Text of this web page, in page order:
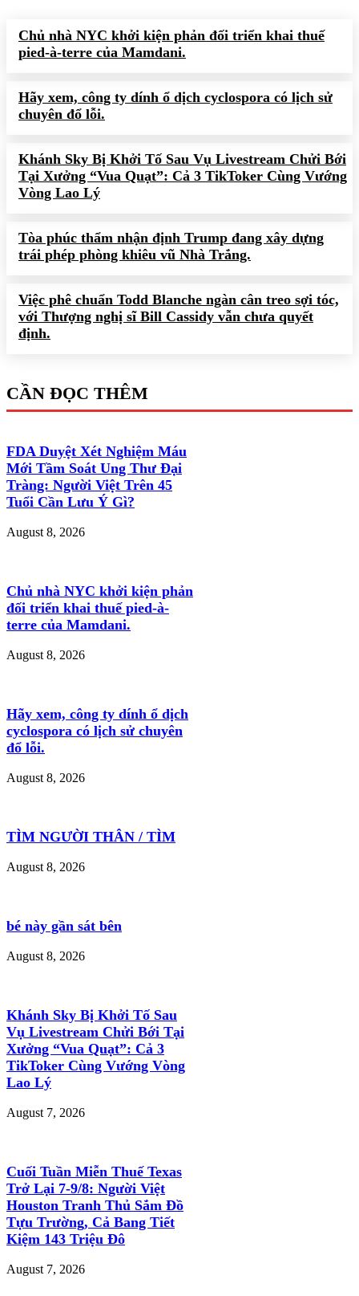
Chủ nhà NYC khởi kiện phản đối triển khai thuế
pied-à-terre của Mamdani.
Hãy xem, công ty dính ổ dịch cyclospora có lịch sử
chuyên đổ lỗi.
Khánh Sky Bị Khởi Tố Sau Vụ Livestream Chửi Bới
Tại Xưởng “Vua Quạt”: Cả 3 TikToker Cùng Vướng
Vòng Lao Lý
Tòa phúc thẩm nhận định Trump đang xây dựng
trái phép phòng khiêu vũ Nhà Trắng.
Việc phê chuẩn Todd Blanche ngàn cân treo sợi tóc,
với Thượng nghị sĩ Bill Cassidy vẫn chưa quyết
định.
CẦN ĐỌC THÊM
FDA Duyệt Xét Nghiệm Máu
Mới Tầm Soát Ung Thư Đại
Tràng: Người Việt Trên 45
Tuổi Cần Lưu Ý Gì?
August 8, 2026
Chủ nhà NYC khởi kiện phản
đối triển khai thuế pied-à-
terre của Mamdani.
August 8, 2026
Hãy xem, công ty dính ổ dịch
cyclospora có lịch sử chuyên
đổ lỗi.
August 8, 2026
TÌM NGƯỜI THÂN / TÌM
August 8, 2026
bé này gần sát bên
August 8, 2026
Khánh Sky Bị Khởi Tố Sau
Vụ Livestream Chửi Bới Tại
Xưởng “Vua Quạt”: Cả 3
TikToker Cùng Vướng Vòng
Lao Lý
August 7, 2026
Cuối Tuần Miễn Thuế Texas
Trở Lại 7-9/8: Người Việt
Houston Tranh Thủ Sắm Đồ
Tựu Trường, Cả Bang Tiết
Kiệm 143 Triệu Đô
August 7, 2026